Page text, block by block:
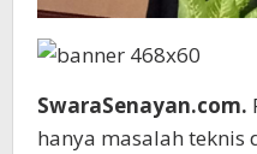
SwaraSenayan.com.
hanya masalah